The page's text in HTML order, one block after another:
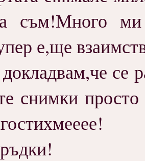
съм!Много ми
е,ще
се
снимки